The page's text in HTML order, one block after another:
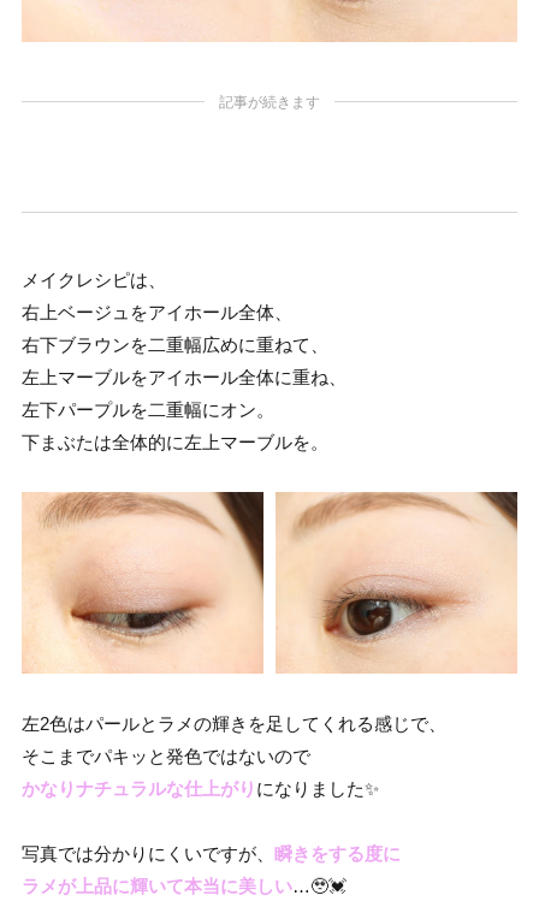
記事が続きます
メイクレシピは、
右上ベージュをアイホール全体、
右下ブラウンを二重幅広めに重ねて、
左上マーブルをアイホール全体に重ね、
左下パープルを二重幅にオン。
下まぶたは全体的に左上マーブルを。
左2色はパールとラメの輝きを足してくれる感じで、
そこまでパキッと発色ではないので
かなりナチュラルな仕上がり になりました✨
写真では分かりにくいですが、 瞬きをする度に
ラメが上品に輝いて本当に美しい…🥹💓